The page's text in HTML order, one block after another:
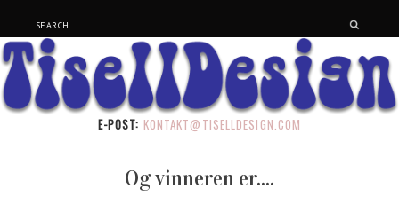
E-POST: KONTAKT@TISELLDESIGN.COM
Og vinneren er....